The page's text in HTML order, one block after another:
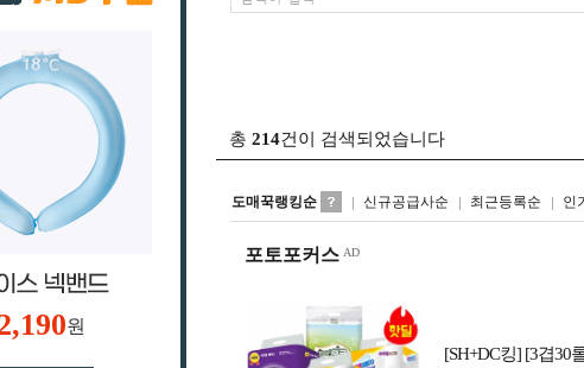
원
총 214건이 검색되었습니다
도매꾹랭킹순 신규공급사순 최근등록순 인
리
포토포커스
[SH+DC킹] [3겹30